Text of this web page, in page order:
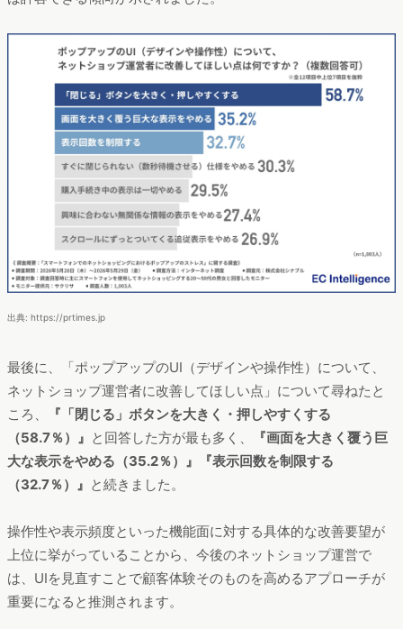
出典: https://prtimes.jp
最後に、「ポップアップのUI（デザインや操作性）について、
ネットショップ運営者に改善してほしい点」について尋ねたと
ころ、
『「閉じる」ボタンを大きく・押しやすくする
（58.7％）』 と回答した方が最も多く、
『画面を大きく覆う巨
大な表示をやめる（35.2％）』『表示回数を制限する
（32.7％）』 と続きました。
操作性や表示頻度といった機能面に対する具体的な改善要望が
上位に挙がっていることから、今後のネットショップ運営で
は、UIを見直すことで顧客体験そのものを高めるアプローチが
重要になると推測されます。